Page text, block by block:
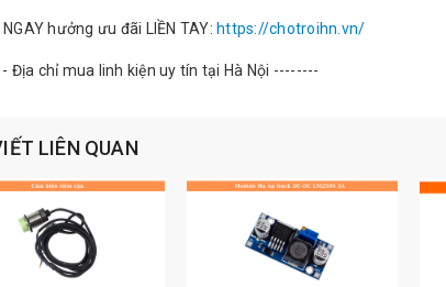
NGAY hưởng ưu đãi LIỀN TAY: https://chotroihn.vn/
Địa chỉ mua linh kiện uy tín tại Hà Nội --------
LIÊN QUAN